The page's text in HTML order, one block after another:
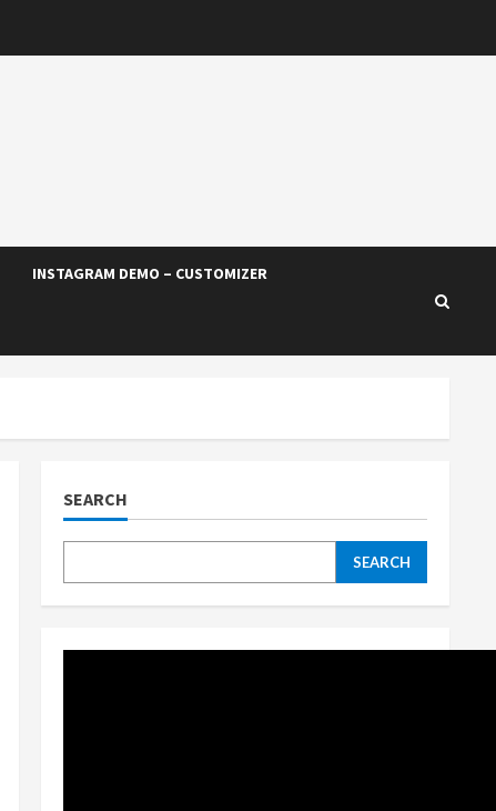
INSTAGRAM DEMO – CUSTOMIZER
SEARCH
SEARCH